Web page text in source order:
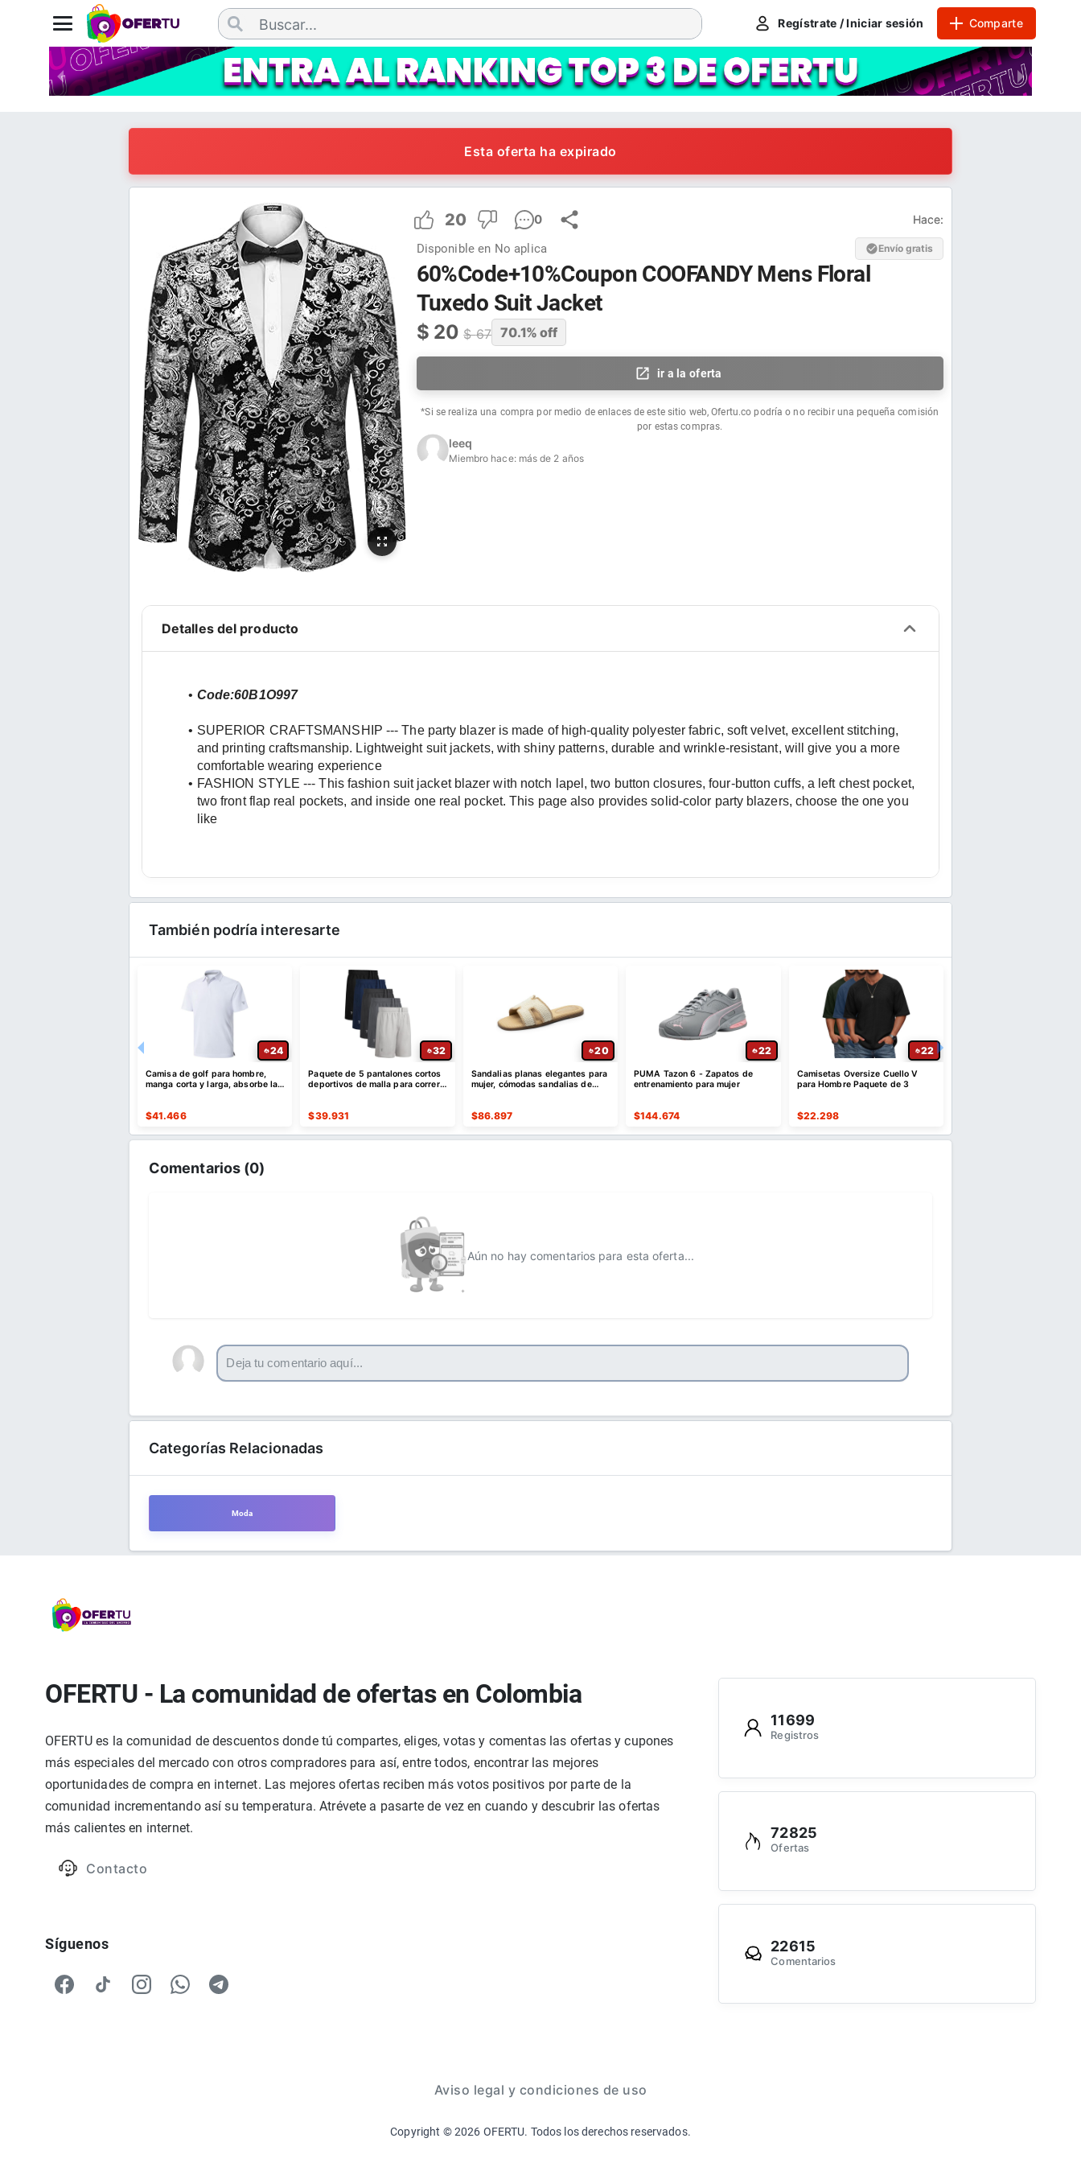
Regístrate / Iniciar sesión Comparte
Esta oferta ha expirado
20 0 Hace:
Disponible en No aplica Envío gratis
60%Code+10%Coupon COOFANDY Mens Floral
Tuxedo Suit Jacket
$ 20 $67 70.1% off
ir a la oferta
*Si se realiza una compra por medio de enlaces de este sitio web, Ofertu.co podría o no recibir una pequeña comisión
por estas compras.
leeq
Miembro hace: más de 2 años
Detalles del producto
Code:60B1O997
SUPERIOR CRAFTSMANSHIP --- The party blazer is made of high-quality polyester fabric, soft velvet, excellent stitching,
and printing craftsmanship. Lightweight suit jackets, with shiny patterns, durable and wrinkle-resistant, will give you a more
comfortable wearing experience
FASHION STYLE --- This fashion suit jacket blazer with notch lapel, two button closures, four-button cuffs, a left chest pocket,
two front flap real pockets, and inside one real pocket. This page also provides solid-color party blazers, choose the one you
like
También podría interesarte
24
Camisa de golf para hombre,
manga corta y larga, absorbe la
$41.466
32
Paquete de 5 pantalones cortos
deportivos de malla para correr,
$39.931
20
Sandalias planas elegantes para
mujer, cómodas sandalias de
$86.897
22
PUMA Tazon 6 - Zapatos de
entrenamiento para mujer
$144.674
22
Camisetas Oversize Cuello V
para Hombre Paquete de 3
$22.298
Comentarios (0)
Aún no hay comentarios para esta oferta...
Categorías Relacionadas
Moda
OFERTU - La comunidad de ofertas en Colombia
OFERTU es la comunidad de descuentos donde tú compartes, eliges, votas y comentas las ofertas y cupones
más especiales del mercado con otros compradores para así, entre todos, encontrar las mejores
oportunidades de compra en internet. Las mejores ofertas reciben más votos positivos por parte de la
comunidad incrementando así su temperatura. Atrévete a pasarte de vez en cuando y descubrir las ofertas
más calientes en internet.
Contacto
Síguenos
11699
Registros
72825
Ofertas
22615
Comentarios
Aviso legal y condiciones de uso
Copyright ©2026 OFERTU. Todos los derechos reservados.